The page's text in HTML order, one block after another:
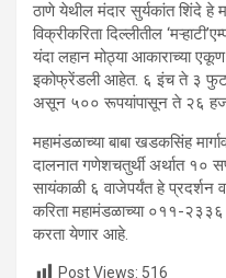
ठाणे येथील मंदार सुर्यकांत शिंदे हे
विक्रीकरिता दिल्लीतील
यंदा लहान मोठ्या आकाराच्या
इकोफ्रेंडली आहेत. ६ इंच ते ३
असून ५०० रूपयांपासून ते २६
महामंडळाच्या बाबा खडकसिंह
दालनात गणेशचतुर्थी अर्थात १०
सायंकाळी ६ वाजेपर्यंत हे प्रदर्शन
करिता महामंडळाच्या ०११-
करता येणार आहे.
Post Views: 516